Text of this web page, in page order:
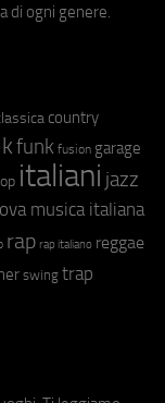
di ogni genere.
country
funk fusion garage
italiani jazz
musica italiana
rap rap italiano reggae
swing trap